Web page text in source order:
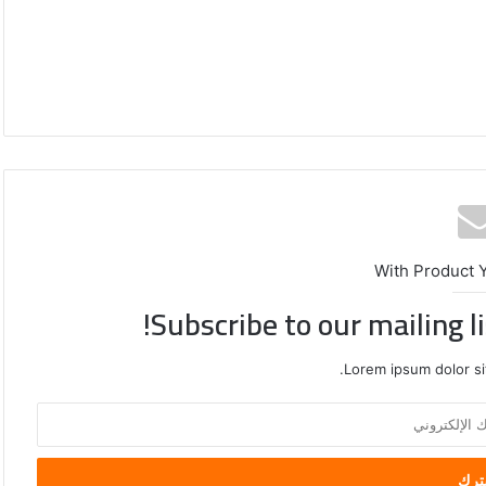
With Product
Subscribe to our mailing
Lorem ipsum dolor
الأمريكية